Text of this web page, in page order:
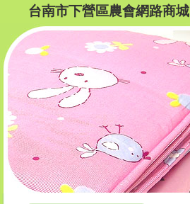
台南市下營區農會網路商城